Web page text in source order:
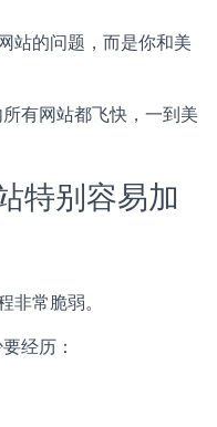
站的问题，而是你和美
有网站都飞快，一到美
特别容易加
非常脆弱。
经历：